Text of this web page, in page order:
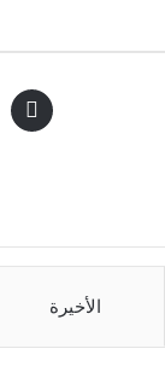
الأخيرة